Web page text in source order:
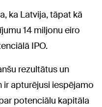
ka Latvija, tāpat kā
14 miljonu eiro
IPO.
rezultātus un
ir apturējusi iespējamo
potenciālu kapitāla